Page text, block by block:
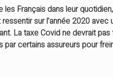
Français dans leur
sur l’année 2020
La taxe Covid ne devrait
certains assureurs pour